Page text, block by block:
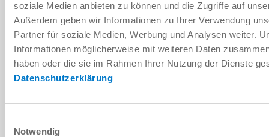
soziale Medien anbieten zu können und die Zugriffe auf
Außerdem geben wir Informationen zu Ihrer Verwendung
Partner für soziale Medien, Werbung und Analysen weiter.
Informationen möglicherweise mit weiteren Daten
haben oder die sie im Rahmen Ihrer Nutzung der Dienste
Datenschutzerklärung
Notwendig